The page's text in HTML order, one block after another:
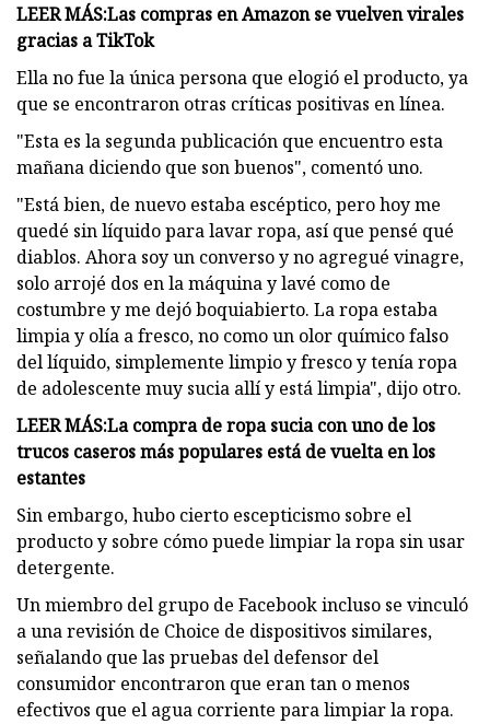
LEER MÁS:Las compras en Amazon se vuelven virales
gracias a TikTok
Ella no fue la única persona que elogió el producto, ya
que se encontraron otras críticas positivas en línea.
"Esta es la segunda publicación que encuentro esta
mañana diciendo que son buenos", comentó uno.
"Está bien, de nuevo estaba escéptico, pero hoy me
quedé sin líquido para lavar ropa, así que pensé qué
diablos. Ahora soy un converso y no agregué vinagre,
solo arrojé dos en la máquina y lavé como de
costumbre y me dejó boquiabierto. La ropa estaba
limpia y olía a fresco, no como un olor químico falso
del líquido, simplemente limpio y fresco y tenía ropa
de adolescente muy sucia allí y está limpia", dijo otro.
LEER MÁS:La compra de ropa sucia con uno de los
trucos caseros más populares está de vuelta en los
estantes
Sin embargo, hubo cierto escepticismo sobre el
producto y sobre cómo puede limpiar la ropa sin usar
detergente.
Un miembro del grupo de Facebook incluso se vinculó
a una revisión de Choice de dispositivos similares,
señalando que las pruebas del defensor del
consumidor encontraron que eran tan o menos
efectivos que el agua corriente para limpiar la ropa.